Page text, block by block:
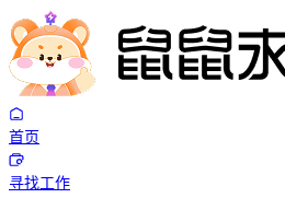
首页
寻找工作